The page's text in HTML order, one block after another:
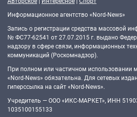
Информационное агентство «Nord-News»
Запись о регистрации средства массовой
№ ФС77-62541 от 27.07.2015 г. выдано
надзору в сфере связи, информационных
коммуникаций (Роскомнадзор).
При полном или частичном использовании
«Nord-News» обязательна. Для сетевых
гиперссылка на сайт «Nord-News».
Учредитель — ООО «ИКС-МАРКЕТ», ИНН
1035100155133